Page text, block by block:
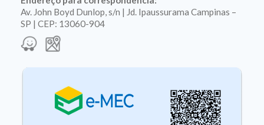
Av. John Boyd Dunlop, s/n | Jd. Ipaussurama Campinas –
SP | CEP: 13060-904